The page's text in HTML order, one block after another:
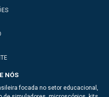
NÓS
focada no setor educacional,